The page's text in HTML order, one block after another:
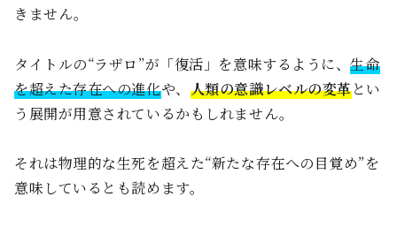
きません。
タイトルの“ラザロ”が「復活」を意味するように、生命
を超えた存在への進化や、 人類の意識レベルの変革とい
う展開が用意されているかもしれません。
それは物理的な生死を超えた“新たな存在への目覚め”を
意味しているとも読めます。